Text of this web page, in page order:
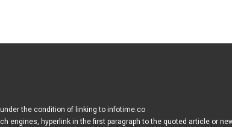
the condition of linking to infotime.co
engines, hyperlink in the first paragraph to the quoted article or